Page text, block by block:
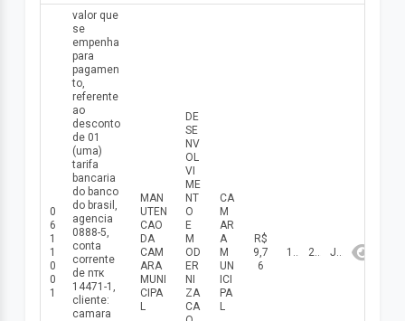
0
6
1
1
0
0
1
valor que
se
empenha
para
pagamen
to,
referente
ao
desconto
de 01
(uma)
tarifa
bancaria
do banco
do brasil,
agencia
0888-5,
conta
corrente
de nтк
14471-1,
cliente:
camara
MAN
UTEN
CAO
DA
CAM
ARA
MUNI
CIPA
L
DE
SE
NV
OL
VI
ME
NT
O
E
M
OD
ER
NI
ZA
CA
CA
M
AR
A
M
UN
ICI
PA
L
R$
9,7
6
11/06/2026 2026 Junho